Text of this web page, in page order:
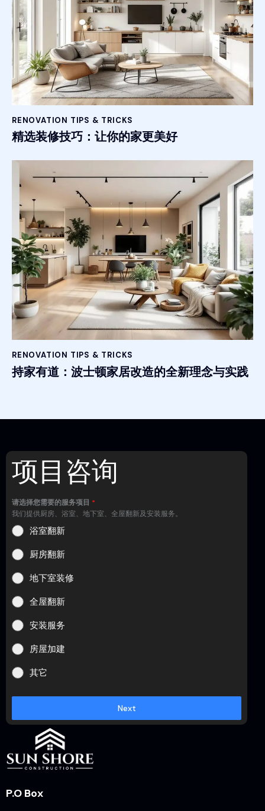
RENOVATION TIPS & TRICKS
精选装修技巧：让你的家更美好
RENOVATION TIPS & TRICKS
持家有道：波士顿家居改造的全新理念与实践
项目咨询
请选择您需要的服务项目 *
我们提供厨房、浴室、地下室、全屋翻新及安装服务。
浴室翻新
厨房翻新
地下室装修
全屋翻新
安装服务
房屋加建
其它
Next
P.O Box